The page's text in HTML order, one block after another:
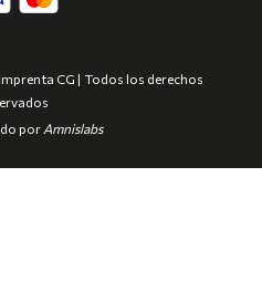
CG | Todos los derechos
por Amnislabs